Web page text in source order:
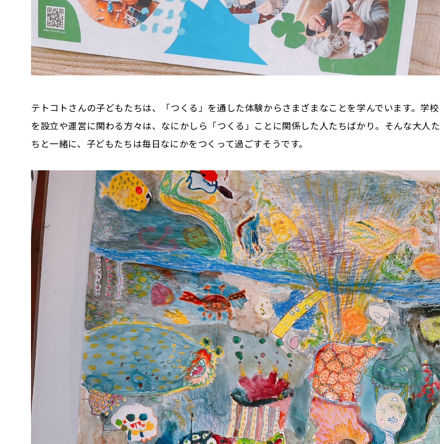
テトコトさんの子どもたちは、「つくる」を通した体験からさまざまなことを学んでいます。学校
を設立や運営に関わる方々は、なにかしら「つくる」ことに関係した人たちばかり。そんな大人た
ちと一緒に、子どもたちは毎日なにかをつくって過ごすそうです。